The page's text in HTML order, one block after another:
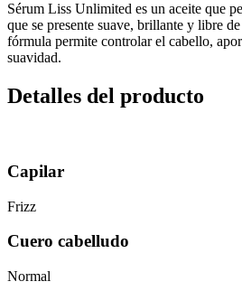
Sérum Liss Unlimited es un aceite que
que se presente suave, brillante y libre
fórmula permite controlar el cabello,
suavidad.
Detalles del producto
Capilar
Frizz
Cuero cabelludo
Normal